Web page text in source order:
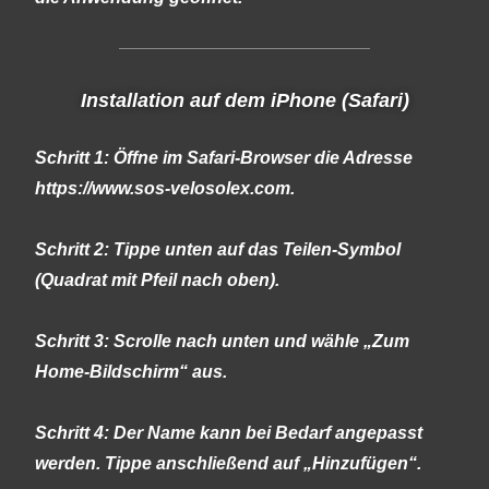
Installation auf dem iPhone (Safari)
Schritt 1: Öffne im Safari-Browser die Adresse
https://www.sos-velosolex.com.
Schritt 2: Tippe unten auf das Teilen-Symbol
(Quadrat mit Pfeil nach oben).
Schritt 3: Scrolle nach unten und wähle „Zum
Home-Bildschirm“ aus.
Schritt 4: Der Name kann bei Bedarf angepasst
werden. Tippe anschließend auf „Hinzufügen“.